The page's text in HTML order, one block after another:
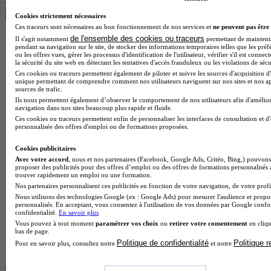
les plus recherchés
BTS Esf en alternance
BTS Dietetique en alternance
BTS Mco en alternance
BTS Pi en alternance
BTS Sp3s en alternance
Master CCA en alternance
BTS Ndrc en alternance
BTS Sam en alternance
Cap Fleuriste en alternance
MSc Marketing Digital en alternance
BTS Gpme en alternance
Cap Electricien en alternance
BTS Gpn en alternance
BTS Domotique en alternance
BAC Pro Agora en alternance
BTS Sta en alternance
BTS Iris en alternance
BTS Tpl en alternance
BTS Ati en alternance
Cookies strictement nécessaires
Ces traceurs sont nécessaires au bon fonctionnement de nos services et ne peuvent pas être
Il s'agit notamment de l'ensemble des cookies ou traceurs permettant de
pendant sa navigation sur le site, de stocker des informations temporaires telles que les
ou les offres vues, gérer les processus d'identification de l'utilisateur, vérifier s'il est
la sécurité du site web en détectant les tentatives d'accès frauduleux ou les violations de
Ces cookies ou traceurs permettent également de piloter et suivre les sources d'acquisition
unique permettant de comprendre comment nos utilisateurs naviguent sur nos sites et nos
sources de trafic.
Ils nous permettent également d’observer le comportement de nos utilisateurs afin
navigation dans nos sites beaucoup plus rapide et fluide.
Ces cookies ou traceurs permettent enfin de personnaliser les interfaces de consultation et
personnalisée des offres d'emploi ou de formations proposées.
Cookies publicitaires
Avec votre accord , nous et nos partenaires (Facebook, Google Ads, Critéo, Bing,)
proposer des publicités pour des offres d’emploi ou des offres de formations
trouver rapidement un emploi ou une formation.
Nos partenaires personnalisent ces publicités en fonction de votre navigation, de votre
Nous utilisons des technologies Google (ex : Google Ads) pour mesurer l'audience et
personnalisés. En acceptant, vous consentez à l'utilisation de vos données par Google
confidentialité. En savoir plus
Vous pouvez à tout moment paramétrer vos choix ou retirer votre consentement en
bas de page.
Pour en savoir plus, consultez notre Politique de confidentialité et notre Politique